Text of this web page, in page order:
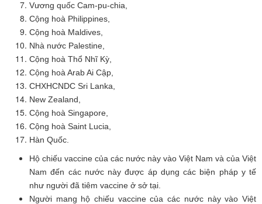
Vương quốc Cam-pu-chia,
Cộng hoà Philippines,
Cộng hoà Maldives,
Nhà nước Palestine,
Cộng hoà Thổ Nhĩ Kỳ,
Cộng hoà Arab Ai Cập,
CHXHCNDC Sri Lanka,
New Zealand,
Cộng hoà Singapore,
Cộng hoà Saint Lucia,
Hàn Quốc.
Hộ chiếu vaccine của các nước này vào Việt Nam và của Việt
Nam đến các nước này được áp dụng các biện pháp y tế
như người đã tiêm vaccine ở sở tại.
Người mang hộ chiếu vaccine của các nước này vào Việt